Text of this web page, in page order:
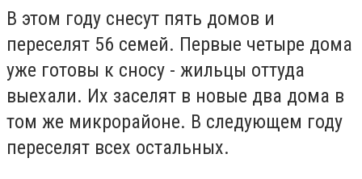
В этом году снесут пять домов и
переселят 56 семей. Первые четыре дома
уже готовы к сносу - жильцы оттуда
выехали. Их заселят в новые два дома в
том же микрорайоне. В следующем году
переселят всех остальных.